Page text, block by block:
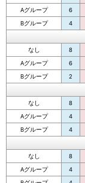
Aグループ
6
Bグループ
4
なし
8
Aグループ
6
Bグループ
2
なし
8
Aグループ
4
Bグループ
4
なし
8
Aグループ
4